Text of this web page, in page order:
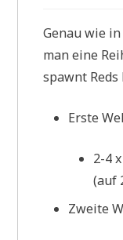
Genau wie
man eine
spawnt Reds
Erste
2-4
(auf
Zweite